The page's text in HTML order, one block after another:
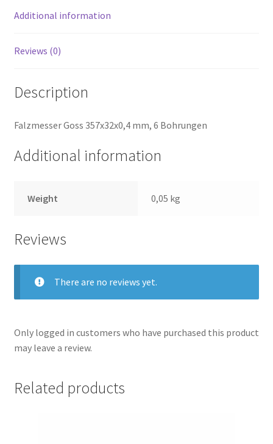
Additional information
Reviews (0)
Description
Falzmesser Goss 357x32x0,4 mm, 6 Bohrungen
Additional information
Weight 0,05 kg
Reviews
There are no reviews yet.
Only logged in customers who have purchased this product
may leave a review.
Related products